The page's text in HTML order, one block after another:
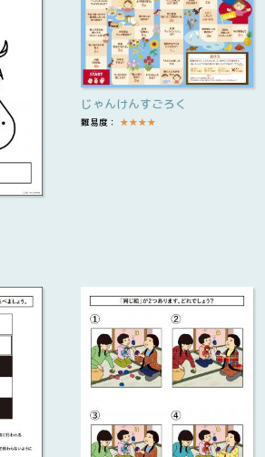
じゃんけんすごろく
難易度： ★★★★